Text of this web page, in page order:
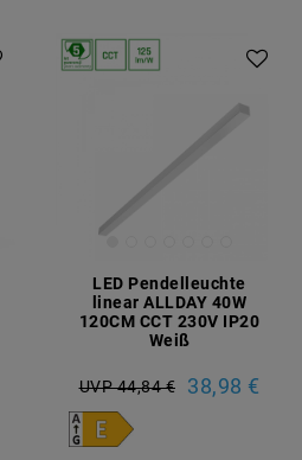
LED Pendelleuchte
linear ALLDAY 40W
120CM CCT 230V IP20
Weiß
UVP 44,84 € 38,98 €